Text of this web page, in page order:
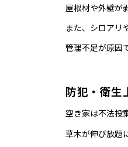
屋根材や外壁が
また、シロアリ
管理不足が原因
防犯・衛生
空き家は不法投
草木が伸び放題